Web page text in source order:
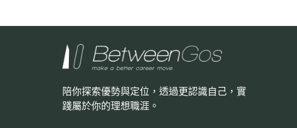
陪你探索優勢與定位，透過更認識自己，實
踐屬於你的理想職涯。